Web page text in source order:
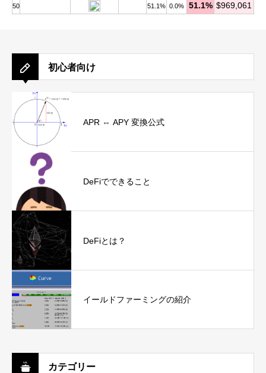
50 51.1% 0.0% 51.1% $969,061
初心者向け
APR ⇔ APY 変換公式
DeFiでできること
DeFiとは？
イールドファーミングの紹介
カテゴリー